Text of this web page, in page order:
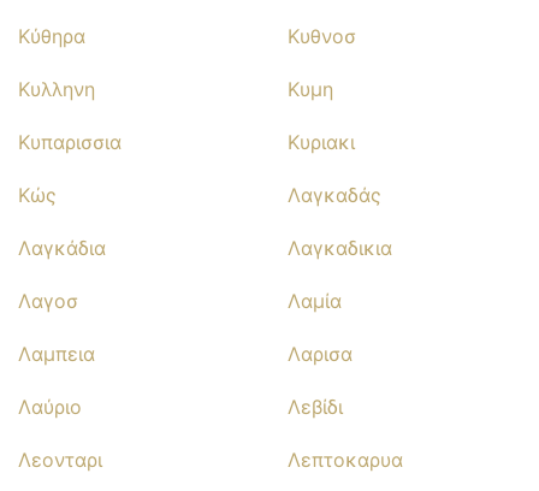
Κύθηρα Κυθνοσ
Κυλληνη Κυμη
Κυπαρισσια Κυριακι
Κώς Λαγκαδάς
Λαγκάδια Λαγκαδικια
Λαγοσ Λαμία
Λαμπεια Λαρισα
Λαύριο Λεβίδι
Λεονταρι Λεπτοκαρυα